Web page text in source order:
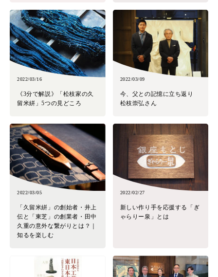
2022/03/16
《3分で解説》「松枝家の久
留米絣」5つの見どころ
2022/03/09
今、父との記憶に立ち返り
松枝崇弘さん
2022/03/05
「久留米絣」の創始者・井上
伝と「東芝」の創業者・田中
久重の意外な繋がりとは？｜
知るを楽しむ
2022/02/27
新しい作り手を応援する「ぎ
ゃらりー泉」とは